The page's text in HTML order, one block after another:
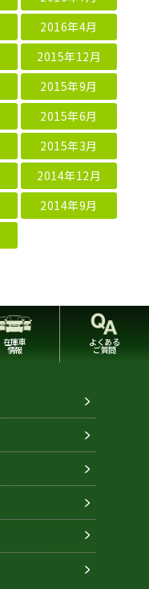
2016年4月
2015年12月
2015年9月
2015年6月
2015年3月
2014年12月
2014年9月
在庫車
情報
よくある
ご質問